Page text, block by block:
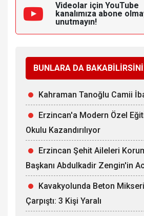
Videolar için YouTube
kanalımıza abone
unutmayın!
BUNLARA DA
Kahraman Tanoğlu Camii
Erzincan'a Modern Özel
Okulu Kazandırılıyor
Erzincan Şehit Aileleri
Başkanı Abdulkadir Zengin'in
Kavakyolunda Beton
Çarpıştı: 3 Kişi Yaralı